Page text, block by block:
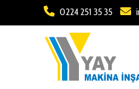
0224 251 35 35